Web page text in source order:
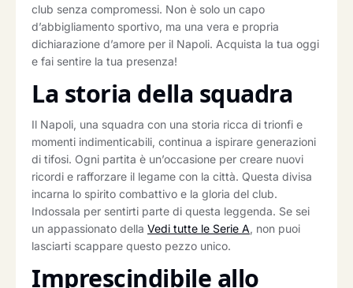
club senza compromessi. Non è solo un capo
d’abbigliamento sportivo, ma una vera e propria
dichiarazione d’amore per il Napoli. Acquista la tua oggi
e fai sentire la tua presenza!
La storia della squadra
Il Napoli, una squadra con una storia ricca di trionfi e
momenti indimenticabili, continua a ispirare generazioni
di tifosi. Ogni partita è un’occasione per creare nuovi
ricordi e rafforzare il legame con la città. Questa divisa
incarna lo spirito combattivo e la gloria del club.
Indossala per sentirti parte di questa leggenda. Se sei
un appassionato della Vedi tutte le Serie A, non puoi
lasciarti scappare questo pezzo unico.
Imprescindibile allo